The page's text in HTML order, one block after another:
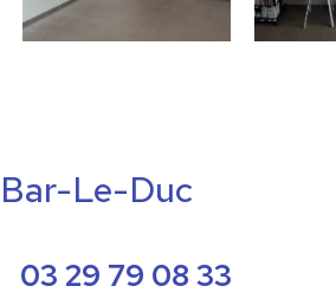
Bar-Le-Duc
03 29 79 08 33